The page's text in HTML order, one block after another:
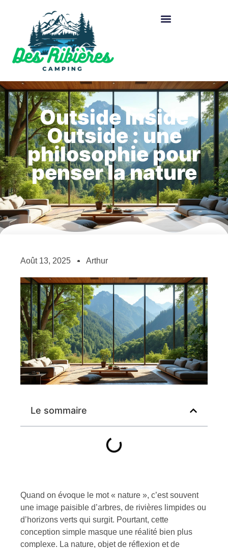
Outside Inside
Outside : une
philosophie pour
penser la nature
Août 13, 2025 Arthur
Le sommaire
Quand on évoque le mot « nature », c’est souvent
une image paisible d’arbres, de rivières limpides ou
d’horizons verts qui surgit. Pourtant, cette
conception simple masque une réalité bien plus
complexe. La nature, objet de réflexion et de